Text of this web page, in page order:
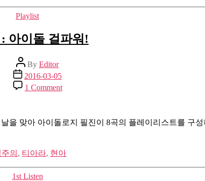
지
는
Categories
Playlist
아이돌 걸파워!
Post
author
By Editor
Post
date
2016-03-05
1 Commenton
Play
아
걸
맞아 아이돌로지 필진이 8곡의 플레이리스트를 구
의 , 티아라, 현아
Categories
1st Listen